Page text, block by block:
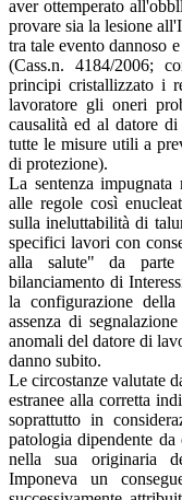
aver ottemperato
provare sia la lesione
tra tale evento dannoso
(Cass.n. 4184/2006;
principi cristallizzato i
lavoratore gli oneri
causalità ed al datore
tutte le misure utili a
di protezione).
La sentenza
alle regole così
sulla ineluttabilità di
specifici lavori con
alla salute" da
bilanciamento di
la configurazione
assenza di
anomali del datore di
danno subito.
Le circostanze valutate
estranee alla corretta
soprattutto in
patologia dipendente
nella sua originaria
Imponeva un